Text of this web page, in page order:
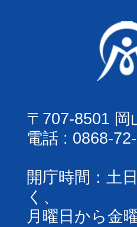
〒707-8501 岡
電話 : 0868-
開庁時間：土
く、
月曜日から金